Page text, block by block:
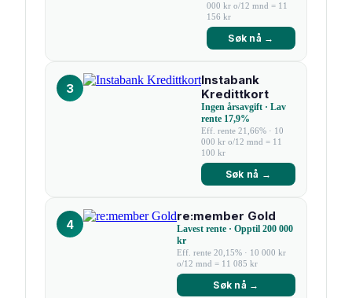
000 kr o/12 mnd = 11
156 kr
Søk nå →
3
Instabank
Kredittkort
Ingen årsavgift · Lav
rente 17,9%
Eff. rente 21,66% · 10
000 kr o/12 mnd = 11
100 kr
Søk nå →
4
re:member Gold
Lavest rente · Opptil 200 000
kr
Eff. rente 20,15% · 10 000 kr
o/12 mnd = 11 085 kr
Søk nå →